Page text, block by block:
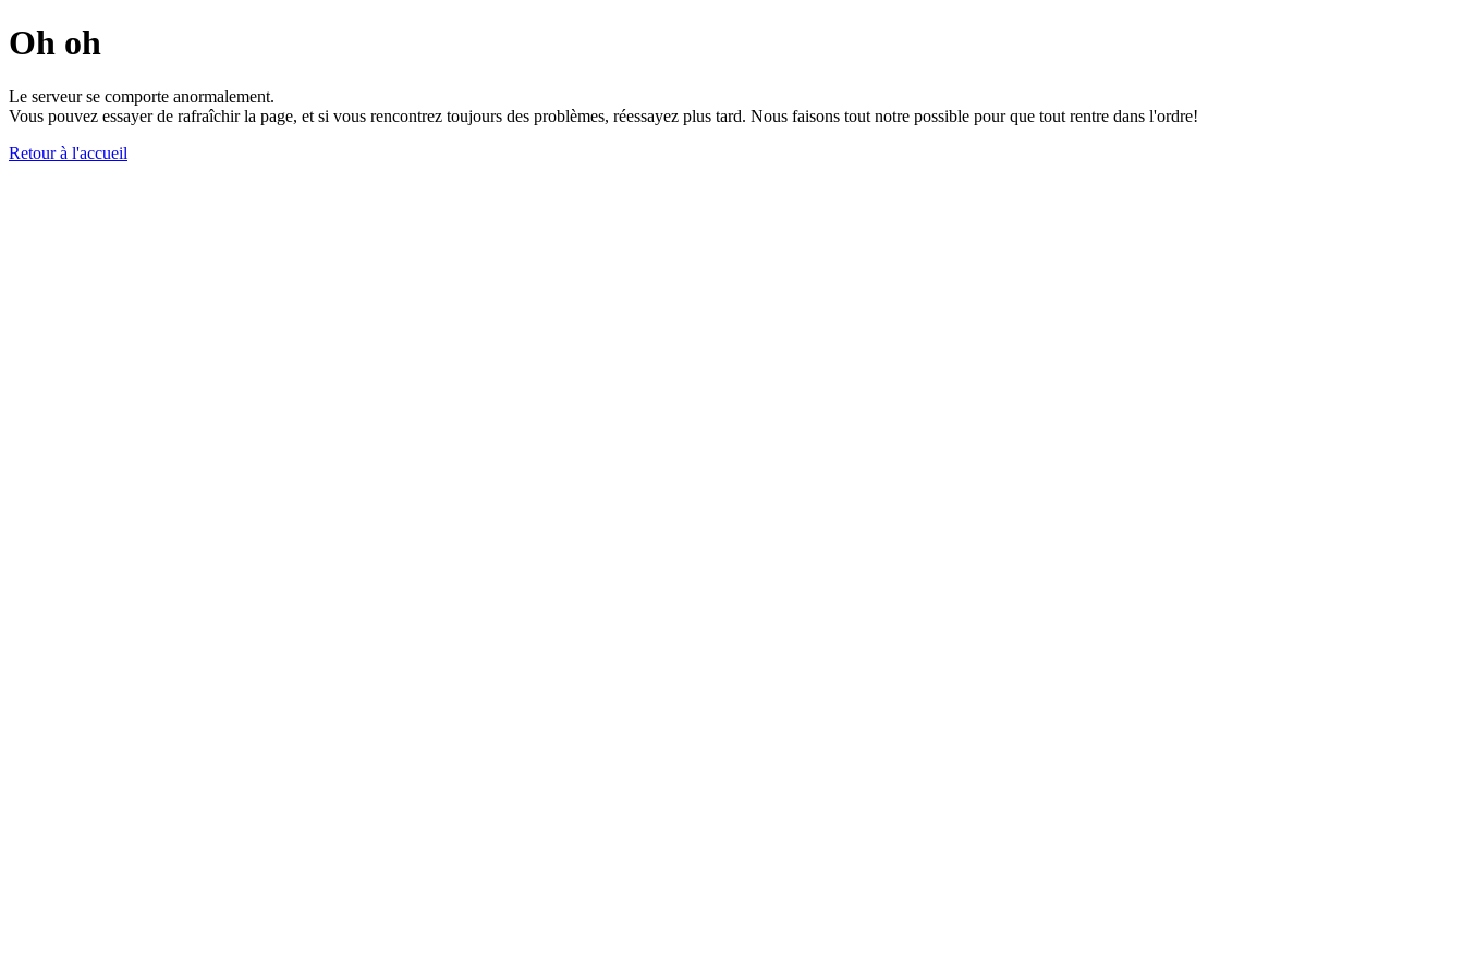
Oh oh
Le serveur se comporte anormalement.
Vous pouvez essayer de rafraîchir la page, et si vous rencontrez toujours des problèmes, réessayez plus tard. Nous faisons tout notre possible pour que tout rentre dans l'ordre!
Retour à l'accueil